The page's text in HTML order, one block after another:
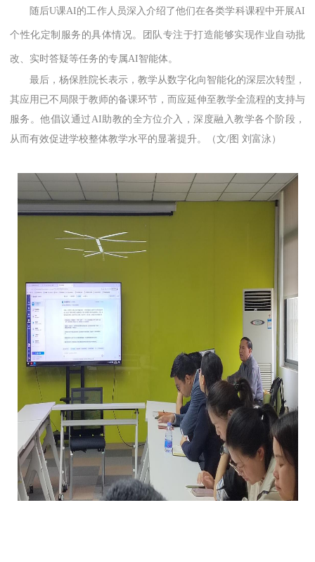
随后U课AI的工作人员深入介绍了他们在各类学科课程中开展AI
个性化定制服务的具体情况。团队专注于打造能够实现作业自动批
改、实时答疑等任务的专属AI智能体。
最后，杨保胜院长表示，教学从数字化向智能化的深层次转型，
其应用已不局限于教师的备课环节，而应延伸至教学全流程的支持与
服务。他倡议通过AI助教的全方位介入，深度融入教学各个阶段，
从而有效促进学校整体教学水平的显著提升。（文/图 刘富泳）